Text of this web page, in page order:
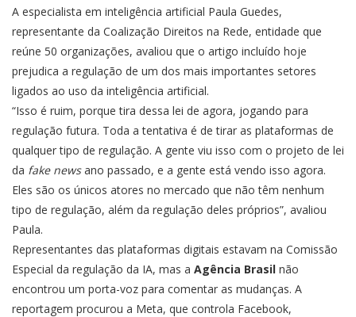
A especialista em inteligência artificial Paula Guedes,
representante da Coalização Direitos na Rede, entidade que
reúne 50 organizações, avaliou que o artigo incluído hoje
prejudica a regulação de um dos mais importantes setores
ligados ao uso da inteligência artificial.
“Isso é ruim, porque tira dessa lei de agora, jogando para
regulação futura. Toda a tentativa é de tirar as plataformas de
qualquer tipo de regulação. A gente viu isso com o projeto de lei
da fake newsano passado, e a gente está vendo isso agora.
Eles são os únicos atores no mercado que não têm nenhum
tipo de regulação, além da regulação deles próprios”, avaliou
Paula.
Representantes das plataformas digitais estavam na Comissão
Especial da regulação da IA, mas a Agência Brasil não
encontrou um porta-voz para comentar as mudanças. A
reportagem procurou a Meta, que controla Facebook,